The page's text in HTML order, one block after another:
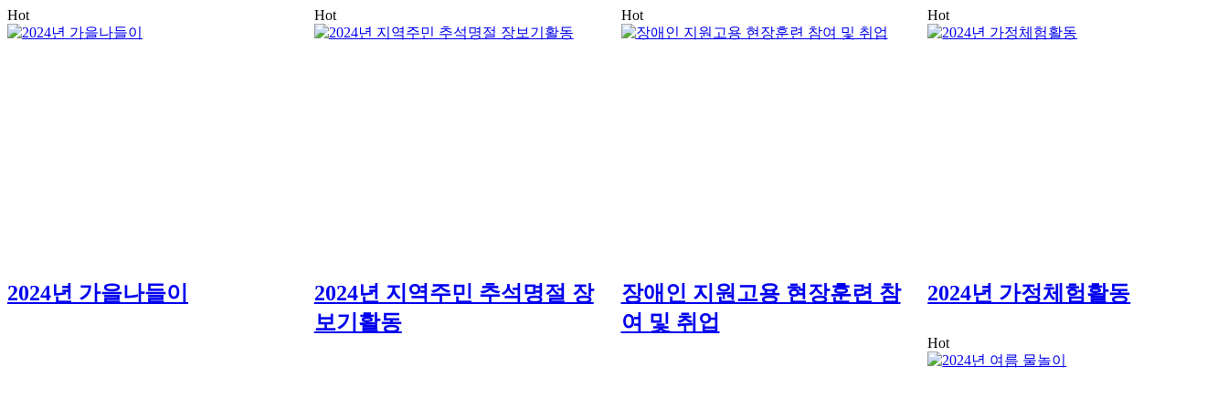
Hot
2024년 가을나들이
Hot
2024년 지역주민 추석명절 장
보기활동
Hot
장애인 지원고용 현장훈련 참
여 및 취업
Hot
2024년 가정체험활동
Hot